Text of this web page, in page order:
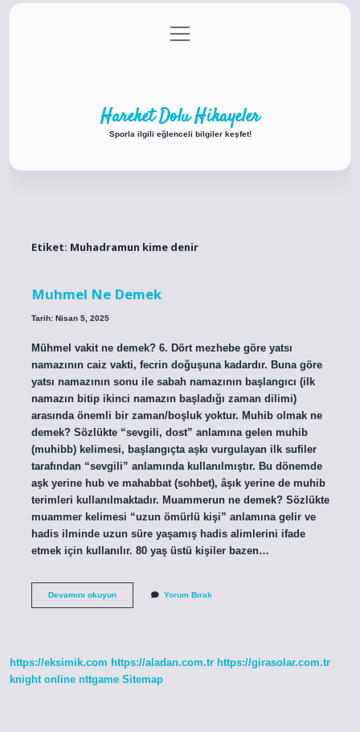
Gizlilik Politikası
menüyü
aç
Hareket Dolu Hikayeler
Sporla ilgili eğlenceli bilgiler keşfet!
Etiket: Muhadramun kime denir
Muhmel Ne Demek
Tarih: Nisan 5, 2025
Mühmel vakit ne demek? 6. Dört mezhebe göre yatsı
namazının caiz vakti, fecrin doğuşuna kadardır. Buna göre
yatsı namazının sonu ile sabah namazının başlangıcı (ilk
namazın bitip ikinci namazın başladığı zaman dilimi)
arasında önemli bir zaman/boşluk yoktur. Muhib olmak ne
demek? Sözlükte “sevgili, dost” anlamına gelen muhib
(muhibb) kelimesi, başlangıçta aşkı vurgulayan ilk sufiler
tarafından “sevgili” anlamında kullanılmıştır. Bu dönemde
aşk yerine hub ve mahabbat (sohbet), âşık yerine de muhib
terimleri kullanılmaktadır. Muammerun ne demek? Sözlükte
muammer kelimesi “uzun ömürlü kişi” anlamına gelir ve
hadis ilminde uzun süre yaşamış hadis alimlerini ifade
etmek için kullanılır. 80 yaş üstü kişiler bazen…
Devamını okuyunMuhmel
Yorum Bırak
https://eksimik.com https://aladan.com.tr https://girasolar.com.tr
knight online nttgame Sitemap